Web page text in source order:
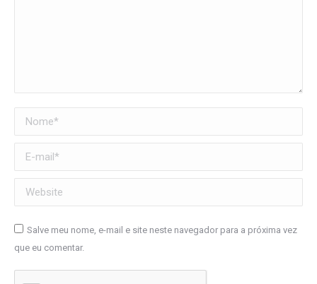
Nome *
E-mail *
Website
Salve meu nome, e-mail e site neste navegador para a próxima vez
que eu comentar.